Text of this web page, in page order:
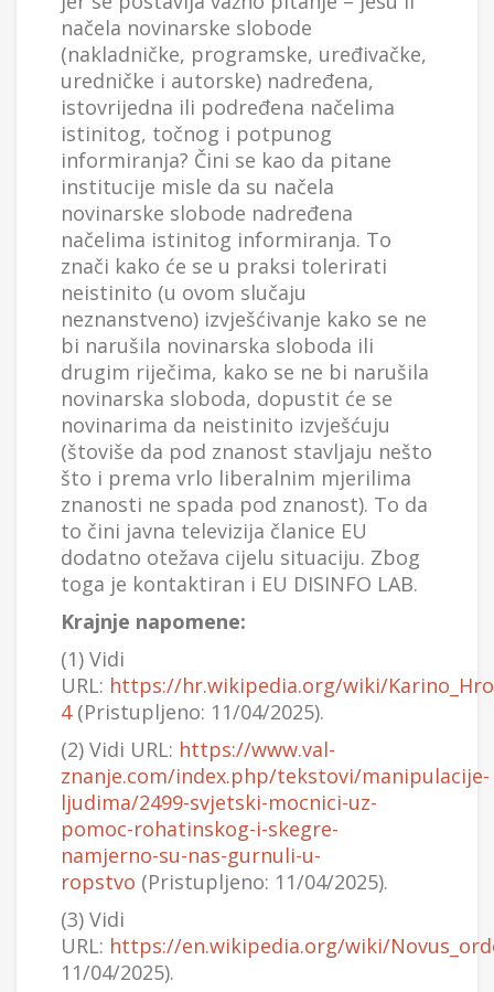
načela novinarske slobode
(nakladničke, programske, uređivačke,
uredničke i autorske) nadređena,
istovrijedna ili podređena načelima
istinitog, točnog i potpunog
informiranja? Čini se kao da pitane
institucije misle da su načela
novinarske slobode nadređena
načelima istinitog informiranja. To
znači kako će se u praksi tolerirati
neistinito (u ovom slučaju
neznanstveno) izvješćivanje kako se ne
bi narušila novinarska sloboda ili
drugim riječima, kako se ne bi narušila
novinarska sloboda, dopustit će se
novinarima da neistinito izvješćuju
(štoviše da pod znanost stavljaju nešto
što i prema vrlo liberalnim mjerilima
znanosti ne spada pod znanost). To da
to čini javna televizija članice EU
dodatno otežava cijelu situaciju. Zbog
toga je kontaktiran i EU DISINFO LAB.
Krajnje napomene:
(1) Vidi
URL: https://hr.wikipedia.org/wiki/
4(Pristupljeno: 11/04/2025).
(2) Vidi URL: https://www.val-
znanje.com/index.php/tekstovi/manipulacije-
ljudima/2499-svjetski-mocnici-uz-
pomoc-rohatinskog-i-skegre-
namjerno-su-nas-gurnuli-u-
ropstvo (Pristupljeno: 11/04/2025).
(3) Vidi
URL: https://en.wikipedia.org/wiki/
11/04/2025).